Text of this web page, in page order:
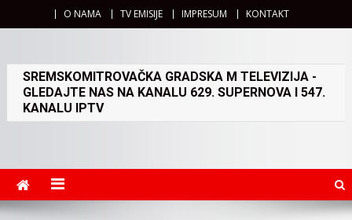
O NAMA TV EMISIJE IMPRESUM KONTAKT
SREMSKOMITROVAČKA GRADSKA M TELEVIZIJA -
GLEDAJTE NAS NA KANALU 629. SUPERNOVA I 547.
KANALU IPTV